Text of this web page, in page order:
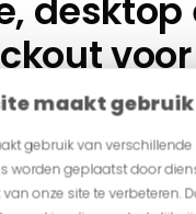
maakt
gebruik van verschillende
worden geplaatst door
onze site te verbeteren.
desktop
ordering
en bezorgdiensten,
betalen. Alles is